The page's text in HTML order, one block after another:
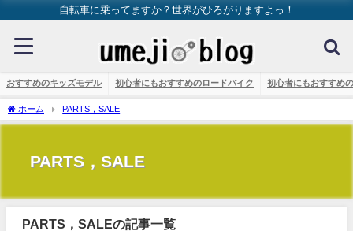
自転車に乗ってますか？世界がひろがりますよっ！
おすすめのキッズモデル 初心者にもおすすめのロードバイク 初心者にもおすすめ
ホーム PARTS，SALE
PARTS，SALE
PARTS，SALEの記事一覧